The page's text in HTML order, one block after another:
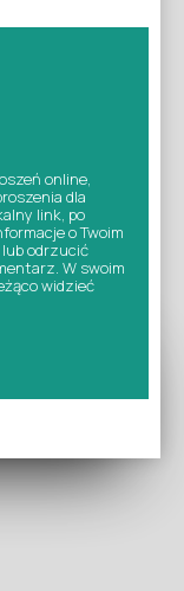
online,
dla
link, po
o Twoim
odrzucić
W swoim
widzieć